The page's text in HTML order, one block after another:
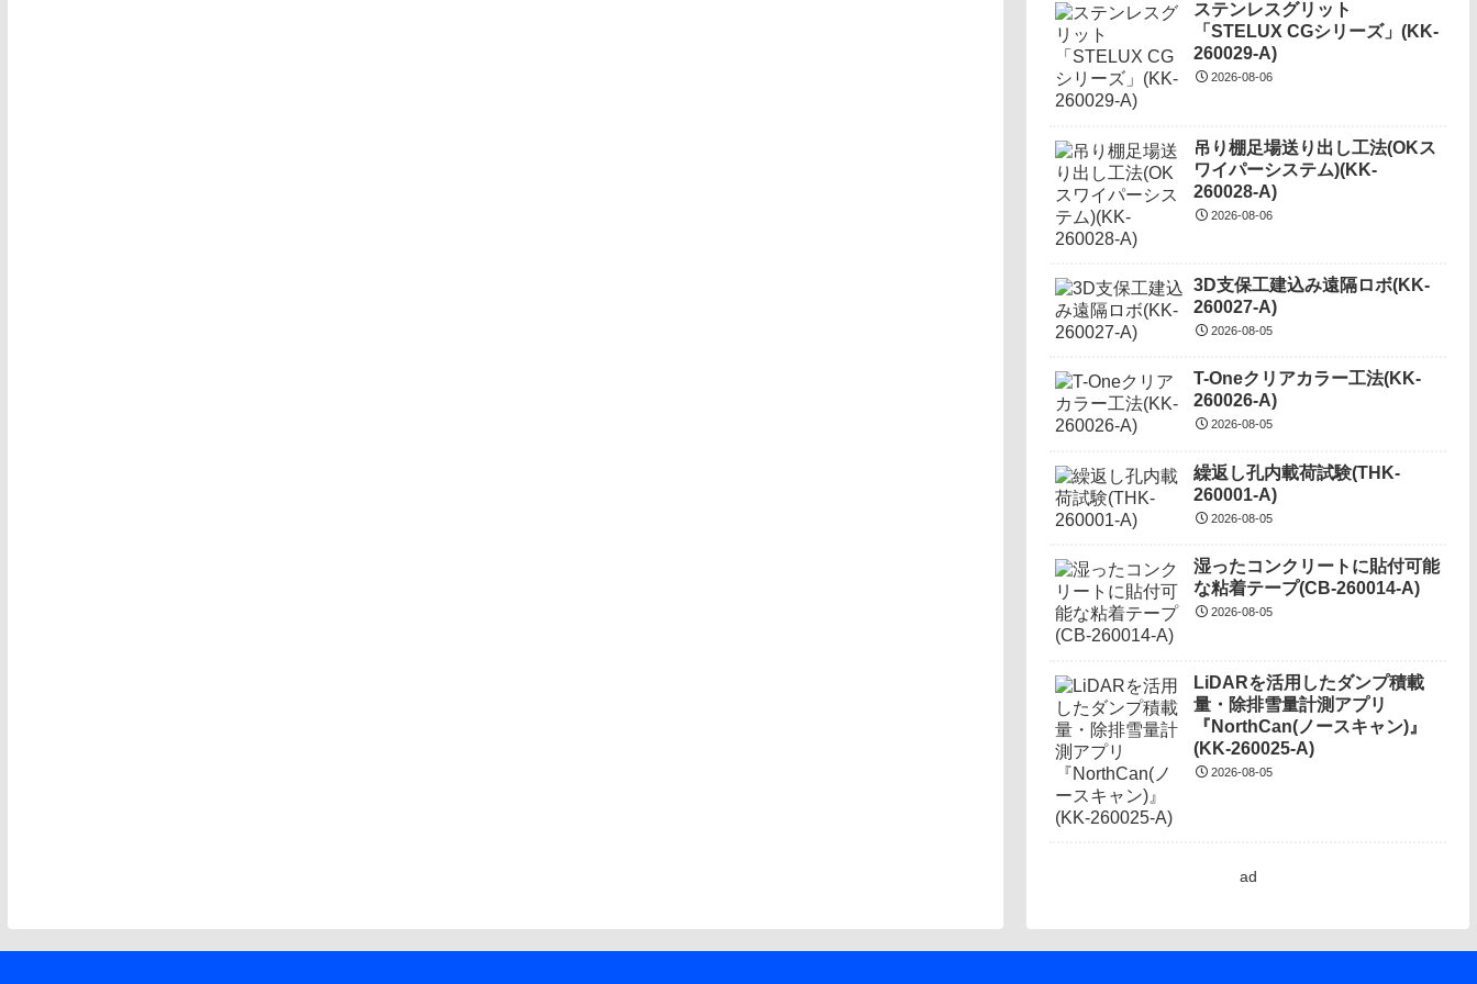
ステンレスグリット
「STELUX CGシリーズ」(KK-
260029-A)
2026-08-06
吊り棚足場送り出し工法(OKス
ワイパーシステム)(KK-
260028-A)
2026-08-06
3D支保工建込み遠隔ロボ(KK-
260027-A)
2026-08-05
T-Oneクリアカラー工法(KK-
260026-A)
2026-08-05
繰返し孔内載荷試験(THK-
260001-A)
2026-08-05
湿ったコンクリートに貼付可能
な粘着テープ(CB-260014-A)
2026-08-05
LiDARを活用したダンプ積載
量・除排雪量計測アプリ
『NorthCan(ノースキャン)』
(KK-260025-A)
2026-08-05
ad